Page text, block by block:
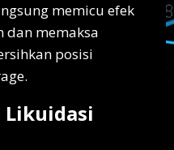
memicu efek
dan memaksa
posisi
Likuidasi